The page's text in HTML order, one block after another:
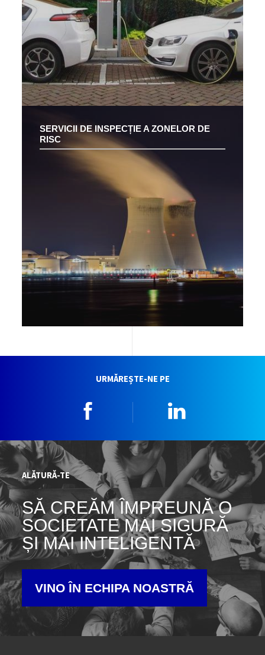
SERVICII DE INSPECȚIE A ZONELOR DE
RISC
URMĂREȘTE-NE PE
ALĂTURĂ-TE
SĂ CREĂM ÎMPREUNĂ O
SOCIETATE MAI SIGURĂ
ȘI MAI INTELIGENTĂ
VINO ÎN ECHIPA NOASTRĂ